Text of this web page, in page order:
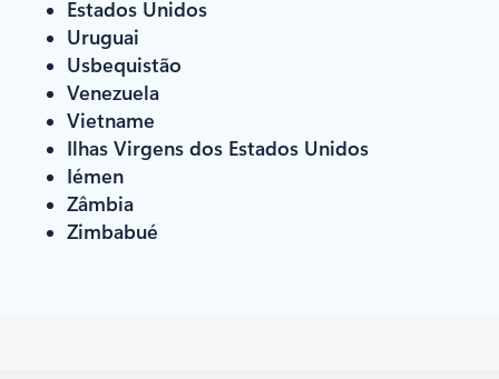
Estados Unidos
Uruguai
Usbequistão
Venezuela
Vietname
Ilhas Virgens dos Estados Unidos
Iémen
Zâmbia
Zimbabué